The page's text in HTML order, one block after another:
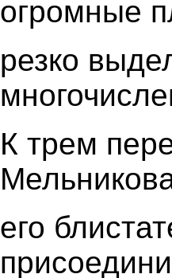
огромные
резко
К трем
его